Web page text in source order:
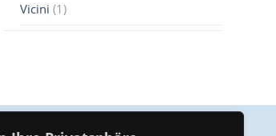
Vicini (1)